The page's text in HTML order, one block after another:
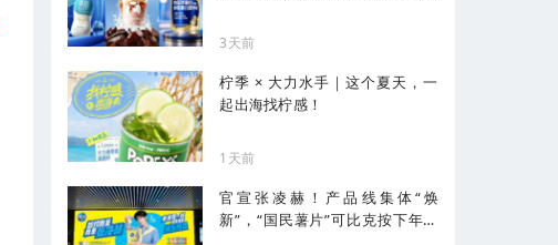
3天前
柠季 × 大力水手｜这个夏天，一
起出海找柠感！
1天前
官宣张凌赫！产品线集体“焕
新”，“国民薯片”可比克按下年轻